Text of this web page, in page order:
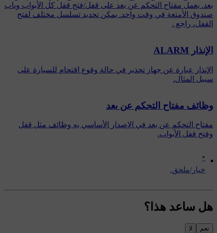
*
‏خيار/ملحق.
بعد. يعمل مفتاح التحكم عن بعد على قفل/فتح قفل كل الأبواب وباب
صندوق الأمتعة في وقت واحد. يمكن تحديد تسلسل مختلف لفتح
القفل، راجع .
الإنذار ALARM
الإنذار عبارة عن جهاز تحذير في حالة وقوع اقتحام للسيارة على
سبيل المثال.
وظائف مفتاح التحكم عن بعد
مفتاح التحكم عن بعد في الإصدار الأساسي به وظائف مثل قفل
وفتح قفل الأبواب.
هل ساعد هذا؟
نعم لا